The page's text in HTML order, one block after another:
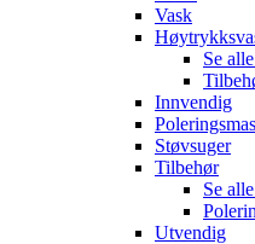
Vask
Se alle
Innvendig
Støvsuger
Tilbehør
Se alle
Utvendig